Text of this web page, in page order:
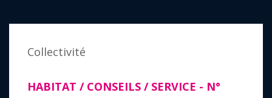
Collectivité
HABITAT / CONSEILS / SERVICE - N°